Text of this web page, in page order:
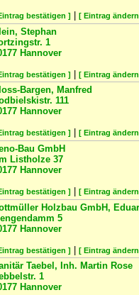
bestätigen ] [ Eintrag
Stephan
1
Hannover
bestätigen ] [ Eintrag
Bargen, Manfred
111
Hannover
bestätigen ] [ Eintrag
Bau GmbH
Listholze 37
Hannover
bestätigen ] [ Eintrag
Holzbau GmbH,
5
Hannover
bestätigen ] [ Eintrag
Taebel, Inh. Martin Rose
1
Hannover